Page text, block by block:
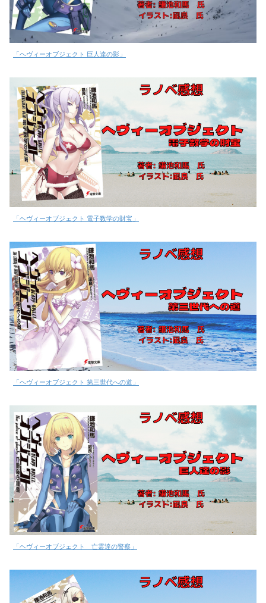
「ヘヴィーオブジェクト 巨人達の影」
「ヘヴィーオブジェクト 電子数学の財宝」
「ヘヴィーオブジェクト 第三世代への道」
「ヘヴィーオブジェクト 亡霊達の警察」